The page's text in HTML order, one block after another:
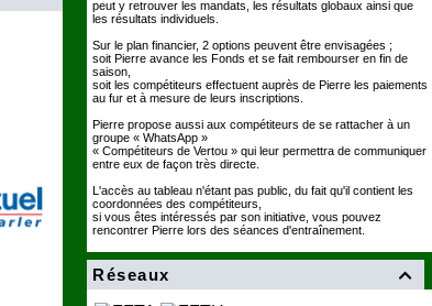
peut y retrouver les mandats, les résultats globaux ainsi que
les résultats individuels.
Sur le plan financier, 2 options peuvent être envisagées ;
soit Pierre avance les Fonds et se fait rembourser en fin de
saison,
soit les compétiteurs effectuent auprès de Pierre les paiements
au fur et à mesure de leurs inscriptions.
Pierre propose aussi aux compétiteurs de se rattacher à un
groupe « WhatsApp »
« Compétiteurs de Vertou » qui leur permettra de communiquer
entre eux de façon très directe.
L'accès au tableau n'étant pas public, du fait qu'il contient les
coordonnées des compétiteurs,
si vous êtes intéressés par son initiative, vous pouvez
rencontrer Pierre lors des séances d'entraînement.

Réseaux